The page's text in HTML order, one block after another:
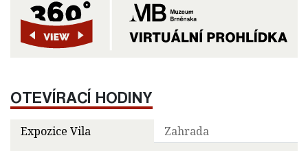
OTEVÍRACÍ HODINY
Expozice Vila Zahrada